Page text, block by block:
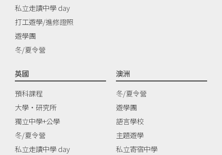
私立走讀中學 day
打工遊學/進修證照
遊學團
冬/夏令營
英國
預科課程
大學‧研究所
獨立中學+公學
冬/夏令營
私立走讀中學 day
澳洲
冬/夏令營
遊學團
語言學校
主題遊學
私立寄宿中學